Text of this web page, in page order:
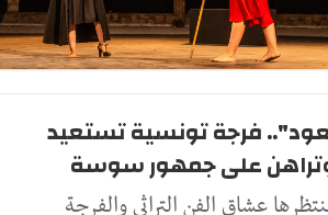
فرجة تونسية تستعيد
وتراهن على جمهور سوسة
عشاق الفن التراثي والفرجة